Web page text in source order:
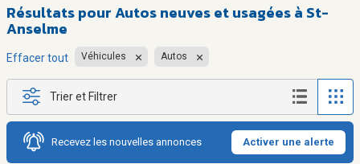
Résultats pourAutos neuves et usagées à St-
Anselme
Effacer tout Véhicules Autos
Trier et Filtrer
Recevez les nouvelles annonces Activer une alerte